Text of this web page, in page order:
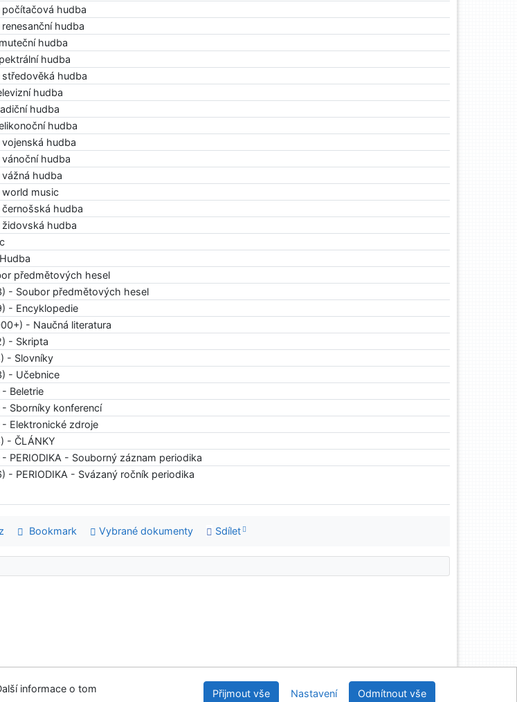
počítačová hudba
renesanční hudba
hudba
hudba
středověká hudba
hudba
hudba
hudba
vojenská hudba
vánoční hudba
vážná hudba
world music
černošská hudba
židovská hudba
předmětových hesel
- Soubor předmětových hesel
- Encyklopedie
- Naučná literatura
- Skripta
- Slovníky
- Učebnice
- Beletrie
- Sborníky konferencí
- Elektronické zdroje
- ČLÁNKY
- PERIODIKA - Souborný záznam periodika
- PERIODIKA - Svázaný ročník periodika
Bookmark Vybrané dokumenty Sdílet
Modul OpenSearch Univerzitní knihovna - Univerzita Hradec Králové
informace o tom
Přijmout vše Nastavení Odmítnout vše